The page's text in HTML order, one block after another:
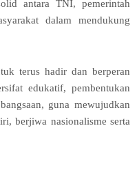
antara TNI, pemerintah
dalam mendukung
terus hadir dan berperan
edukatif, pembentukan
guna mewujudkan
berjiwa nasionalisme serta